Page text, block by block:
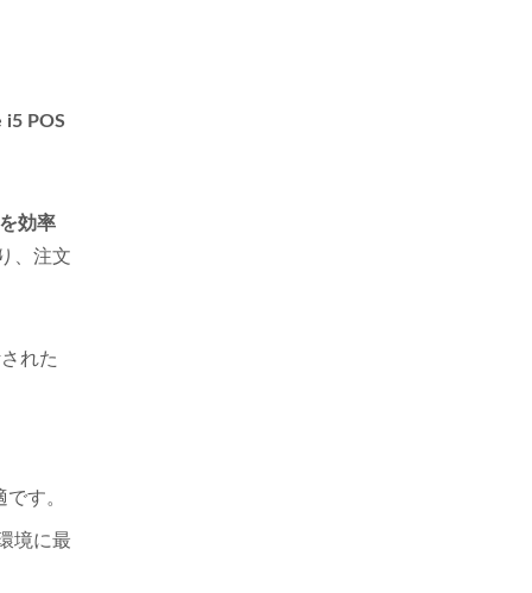
i5 POS
効率
、注文
れた
す。
境に最